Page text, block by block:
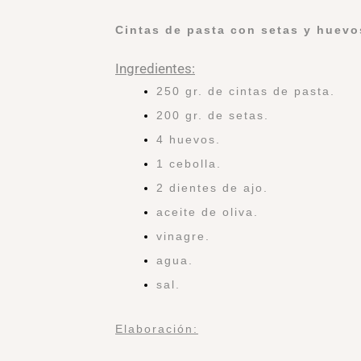
Cintas de pasta con setas y
Ingredientes:
250 gr. de cintas de pasta.
200 gr. de setas.
4 huevos.
1 cebolla.
2 dientes de ajo.
aceite de oliva.
vinagre.
agua.
sal.
Elaboración: